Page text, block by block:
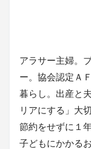
アラサー主婦。
ー。協会認定Ａ
暮らし。出産と
リアにする」大
節約をせずに１
子どもにかかる